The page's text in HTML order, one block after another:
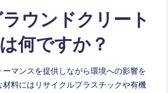
ウンドクリート
何ですか？
マンスを提供しながら環境への影響を
料にはリサイクルプラスチックや有機